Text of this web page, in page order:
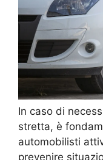
In caso di
stretta, è
automobilisti
prevenire